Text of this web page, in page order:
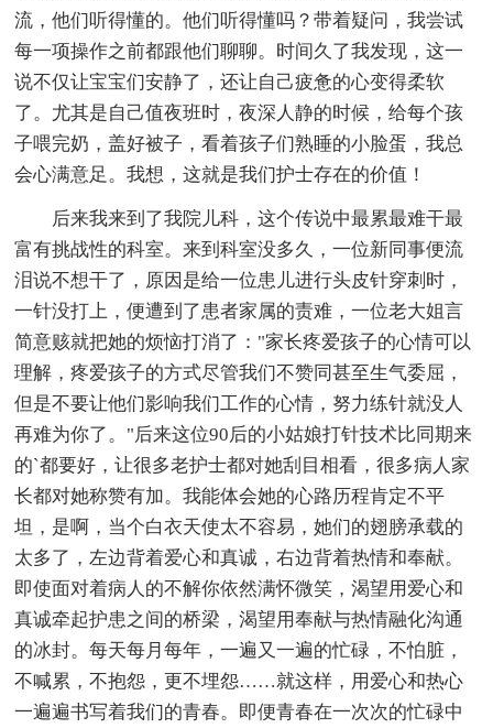
流，他们听得懂的。他们听得懂吗？带着疑问，我尝试
每一项操作之前都跟他们聊聊。时间久了我发现，这一
说不仅让宝宝们安静了，还让自己疲惫的心变得柔软
了。尤其是自己值夜班时，夜深人静的时候，给每个孩
子喂完奶，盖好被子，看着孩子们熟睡的小脸蛋，我总
会心满意足。我想，这就是我们护士存在的价值！
后来我来到了我院儿科，这个传说中最累最难干最
富有挑战性的科室。来到科室没多久，一位新同事便流
泪说不想干了，原因是给一位患儿进行头皮针穿刺时，
一针没打上，便遭到了患者家属的责难，一位老大姐言
简意赅就把她的烦恼打消了："家长疼爱孩子的心情可以
理解，疼爱孩子的方式尽管我们不赞同甚至生气委屈，
但是不要让他们影响我们工作的心情，努力练针就没人
再难为你了。"后来这位90后的小姑娘打针技术比同期来
的`都要好，让很多老护士都对她刮目相看，很多病人家
长都对她称赞有加。我能体会她的心路历程肯定不平
坦，是啊，当个白衣天使太不容易，她们的翅膀承载的
太多了，左边背着爱心和真诚，右边背着热情和奉献。
即使面对着病人的不解你依然满怀微笑，渴望用爱心和
真诚牵起护患之间的桥梁，渴望用奉献与热情融化沟通
的冰封。每天每月每年，一遍又一遍的忙碌，不怕脏，
不喊累，不抱怨，更不埋怨……就这样，用爱心和热心
一遍遍书写着我们的青春。即便青春在一次次的忙碌中